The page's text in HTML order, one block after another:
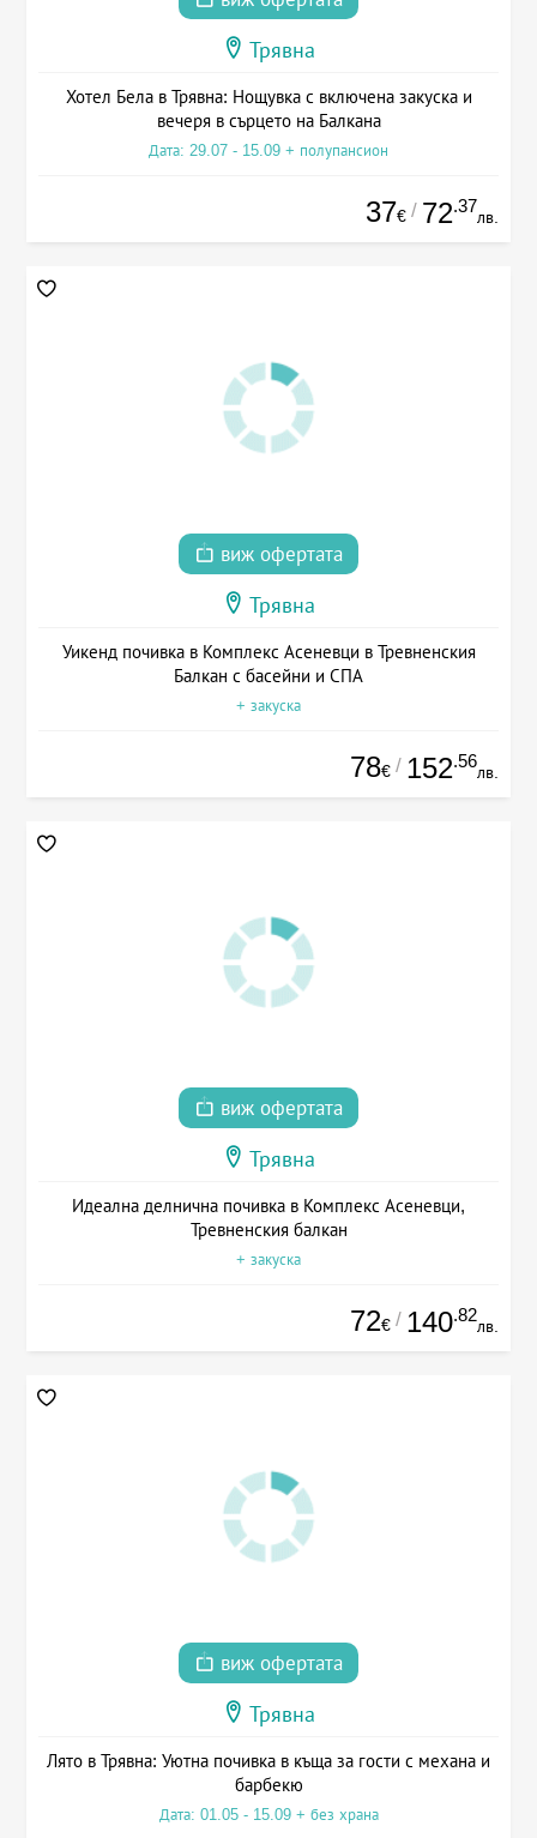
Трявна
Хотел Бела в Трявна: Нощувка с включена закуска и
вечеря в сърцето на Балкана
Дата: 29.07 - 15.09 + полупансион
37€ / 72.37
лв.
виж офертата
Трявна
Уикенд почивка в Комплекс Асеневци в Тревненския
Балкан с басейни и СПА
+ закуска
78€ / 152.56
лв.
виж офертата
Трявна
Идеална делнична почивка в Комплекс Асеневци,
Тревненския балкан
+ закуска
72€ / 140.82
лв.
виж офертата
Трявна
Лято в Трявна: Уютна почивка в къща за гости с механа и
барбекю
Дата: 01.05 - 15.09 + без храна